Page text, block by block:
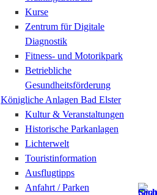
Kurse
Zentrum für Digitale
Diagnostik
Fitness- und Motorikpark
Betriebliche
Gesundheitsförderung
Königliche Anlagen Bad Elster
Kultur & Veranstaltungen
Historische Parkanlagen
Lichterwelt
Touristinformation
Ausflugtipps
Anfahrt / Parken